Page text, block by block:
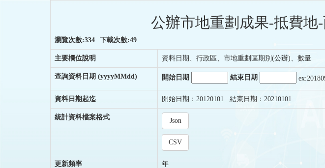
公辦市地重劃成果-抵費地
瀏覽次數:334 下載次數:49
主要欄位說明 資料日期、行政區、市地重劃區期別(公辦)、數量
查詢資料日期 (yyyyMMdd) 開始日期 結束日期
資料日期起迄 開始日期：20120101 結束日期：20210101
統計資料檔案格式 Json
CSV
更新頻率 年